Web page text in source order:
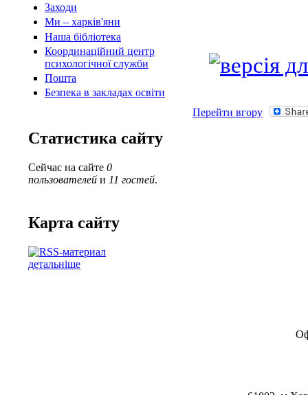
Заходи
Ми – харків'яни
Наша бібліотека
Координаційний центр
психологічної служби
Пошта
Безпека в закладах освіти
Статистика сайту
Сейчас на сайте 0
пользователей и 11 гостей.
Карта сайту
детальніше
Перейти вгору